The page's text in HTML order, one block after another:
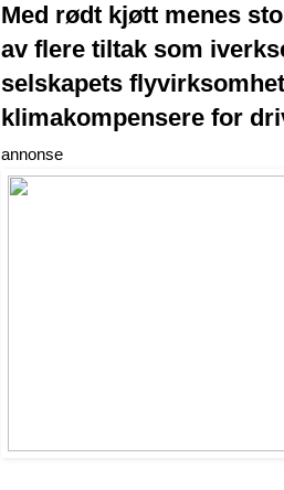
Med rødt kjøtt menes
av flere tiltak som
selskapets
klimakompensere for
annonse